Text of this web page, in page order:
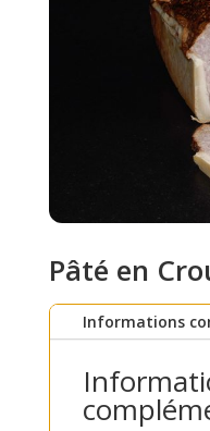
Pâté en
Informations